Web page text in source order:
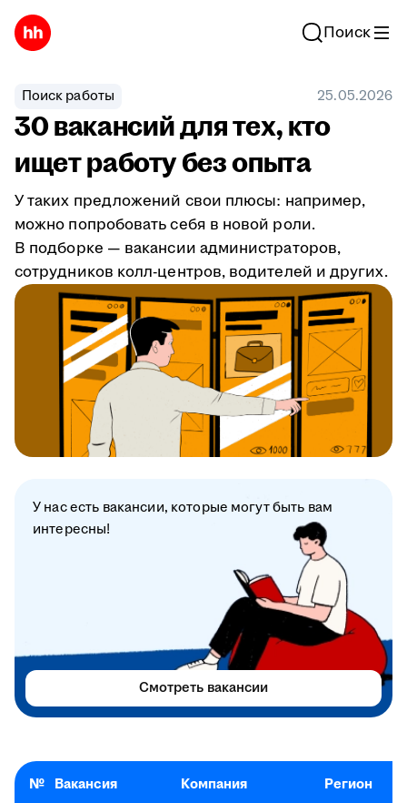
Поиск
Поиск работы 25.05.2026
30 вакансий для тех, кто
ищет работу без опыта
У таких предложений свои плюсы: например,
можно попробовать себя в новой роли.
В подборке — вакансии администраторов,
сотрудников колл-центров, водителей и других.
№ Вакансия Компания Регион
У нас есть вакансии, которые могут быть вам
интересны!
Смотреть вакансии